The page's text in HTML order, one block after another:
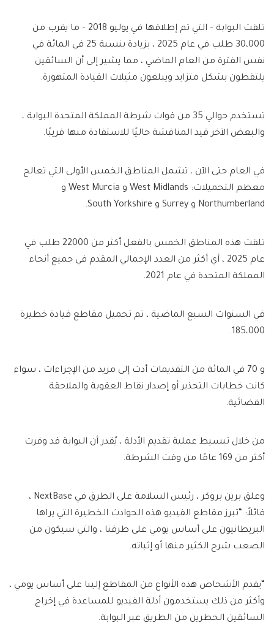
تلقت البوابة – التي تم إطلاقها في يوليو 2018 – ما يقرب من
30،000 طلب في عام 2025 ، بزيادة بنسبة 25 في المائة في
نفس الفترة من العام الماضي ، مما يشير إلى أن السائقين
يلتقطون بشكل متزايد ويبلغون مثيلات القيادة المتهورة.
تستخدم حوالي 35 من قوات شرطة المملكة المتحدة البوابة ،
والبعض الآخر قيد المناقشة حاليًا للاستفادة منها قريبًا.
في العام حتى الآن ، تشمل المناطق الخمس الأولى التي تعالج
معظم التحميلات: West Midlands و West Murcia و
Northumberland و Surrey و South Yorkshire.
تلقت هذه المناطق الخمس بالفعل أكثر من 22000 طلب في
عام 2025 ، أي أكثر من العدد الإجمالي المقدم في جميع أنحاء
المملكة المتحدة في عام 2021.
في السنوات السبع الماضية ، تم تحميل مقاطع قيادة خطيرة
185،000.
و 70 في المائة من التقديمات أدت إلى مزيد من الإجراءات ، سواء
كانت خطابات التحذير أو إصدار نقاط العقوبة والملاحقة
القضائية.
من خلال تبسيط عملية تقديم الأدلة ، يُقدر أن البوابة قد وفرت
أكثر من 169 عامًا من وقت الشرطة.
وعلق برين بروكر ، رئيس السلامة على الطرق في NextBase ،
قائلاً: “تبرز مقاطع الفيديو هذه الحوادث الخطيرة التي يراها
البريطانيون على أساس يومي على طرقنا ، والتي سيكون من
الصعب شرح الكثير منها أو إثباته.
“يقدم الأشخاص هذه الأنواع من المقاطع إلينا على أساس يومي ،
وأكثر من ذلك يستخدمون أدلة الفيديو للمساعدة في إخراج
السائقين الخطرين من الطريق عبر البوابة.